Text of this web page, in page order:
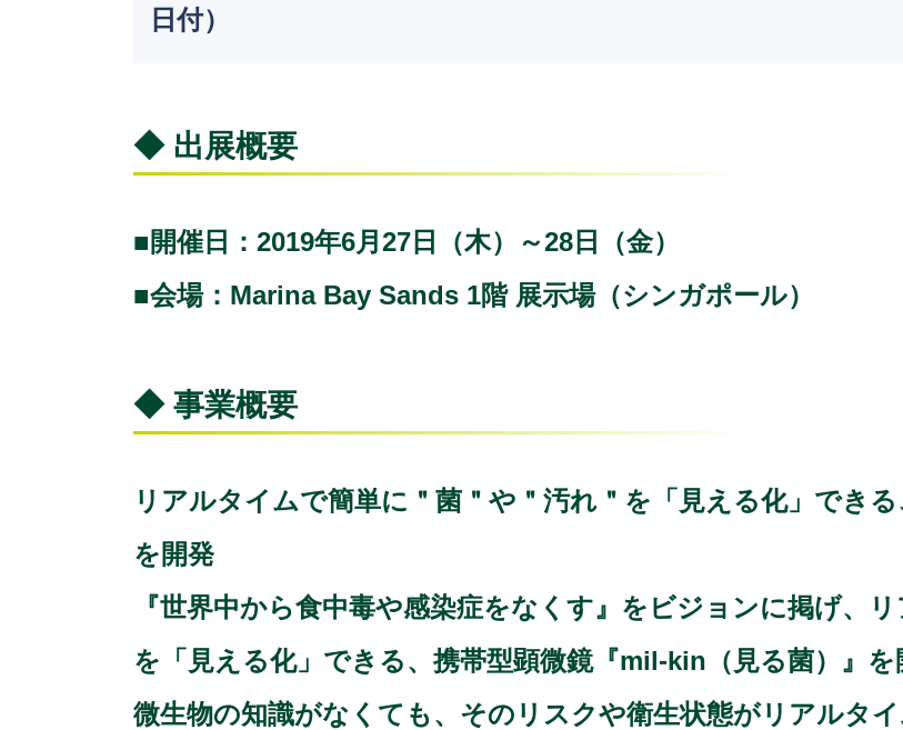
日付）
◆ 出展概要
■開催日：2019年6月27日（木）～28日（金）
■会場：Marina Bay Sands 1階 展示場（シンガポール）
◆ 事業概要
リアルタイムで簡単に＂菌＂や＂汚れ＂を「見える化」でき
を開発
『世界中から食中毒や感染症をなくす』をビジョンに掲げ、
を「見える化」できる、携帯型顕微鏡『mil-kin（見る菌）』を
微生物の知識がなくても、そのリスクや衛生状態がリアルタ